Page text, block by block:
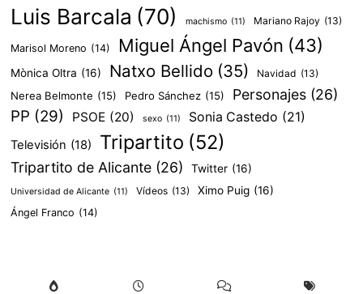
Luis Barcala (70) machismo (11) Mariano Rajoy (13)
Marisol Moreno (14) Miguel Ángel Pavón (43)
Mònica Oltra (16) Natxo Bellido (35) Navidad (13)
Nerea Belmonte (15) Pedro Sánchez (15) Personajes (26)
PP (29) PSOE (20) sexo (11) Sonia Castedo (21)
Televisión (18) Tripartito (52)
Tripartito de Alicante (26) Twitter (16)
Universidad de Alicante (11) Vídeos (13) Ximo Puig (16)
Ángel Franco (14)